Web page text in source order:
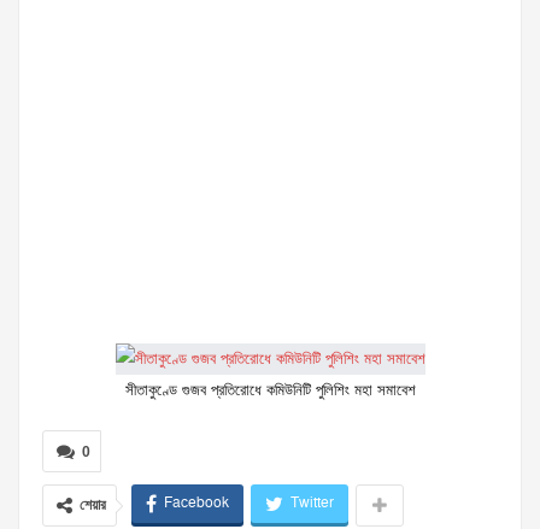
সীতাকুণ্ডে গুজব প্রতিরোধে কমিউনিটি পুলিশিং মহা সমাবেশ
0
শেয়ার Facebook Twitter